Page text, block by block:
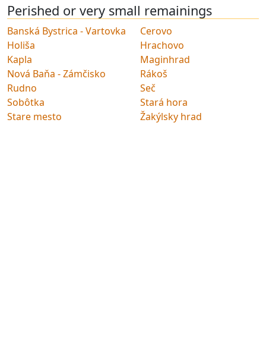
Perished or very small remainings
Banská Bystrica - Vartovka
Cerovo
Holiša
Hrachovo
Kapla
Maginhrad
Nová Baňa - Zámčisko
Rákoš
Rudno
Seč
Sobôtka
Stará hora
Stare mesto
Žakýlsky hrad